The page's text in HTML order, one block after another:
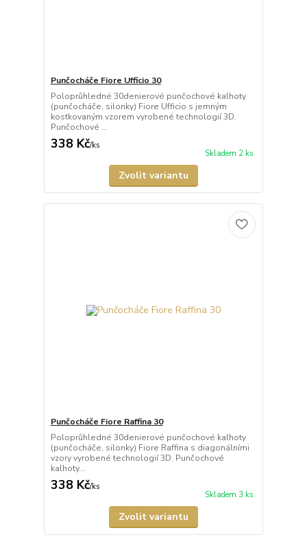
Punčocháče Fiore Ufficio 30
Poloprůhledné 30denierové punčochové kalhoty
(punčocháče, silonky) Fiore Ufficio s jemným
kostkovaným vzorem vyrobené technologií 3D.
Punčochové ...
338 Kč/ks
Skladem 2 ks
Zvolit variantu
Punčocháče Fiore Raffina 30
Poloprůhledné 30denierové punčochové kalhoty
(punčocháče, silonky) Fiore Raffina s diagonálními
vzory vyrobené technologií 3D. Punčochové
kalhoty...
338 Kč/ks
Skladem 3 ks
Zvolit variantu